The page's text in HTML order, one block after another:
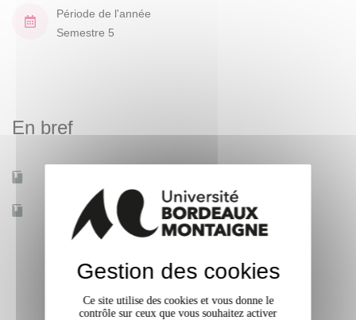
Période de l'année
Semestre 5
En bref
Accessible à distance Non
Gestion des cookies
Ce site utilise des cookies et vous donne le
contrôle sur ceux que vous souhaitez activer